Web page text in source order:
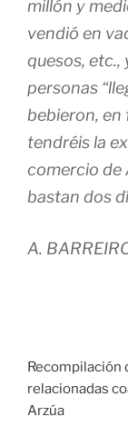
millón y
vendió en
quesos, etc.,
personas
bebieron, en
tendréis la
comercio de
bastan dos
A.
Recompilación
relacionadas
Arzúa